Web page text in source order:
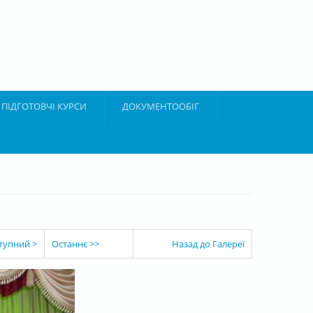
ПІДГОТОВЧІ КУРСИ ДОКУМЕНТООБІГ
> Останнє >> Назад до Галереї